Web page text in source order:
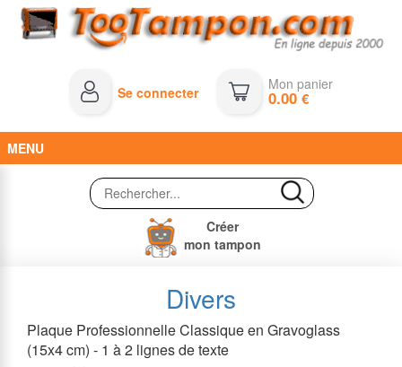
Se connecter Mon panier
0.00€
MENU
Créer
mon tampon
Divers
Plaque Professionnelle Classique en Gravoglass
(15x4 cm) - 1 à 2 lignes de texte